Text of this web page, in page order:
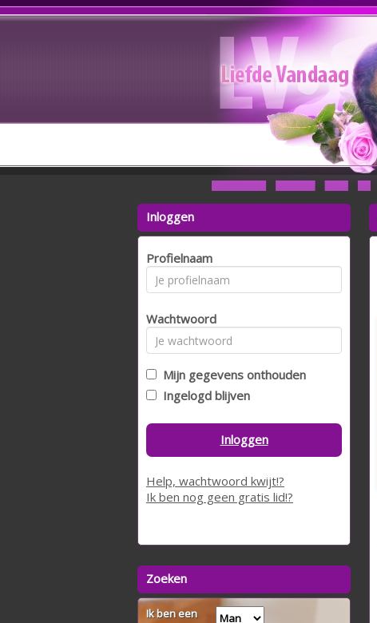
Inloggen
Profielnaam
Wachtwoord
Mijn gegevens onthouden
Ingelogd blijven
Inloggen
Help, wachtwoord kwijt!?
Ik ben nog geen gratis lid!?
Zoeken
Ik ben een